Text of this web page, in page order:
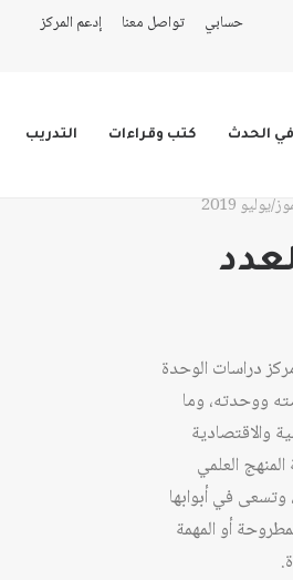
حسابي تواصل معنا إدعم المركز
الحدث كتب وقراءات التدريب
دراسات الوحدة
ونهضته ووحدته، وما
والاقتصادية
العلمي
وتسعى في أبوابها
أو المهمة